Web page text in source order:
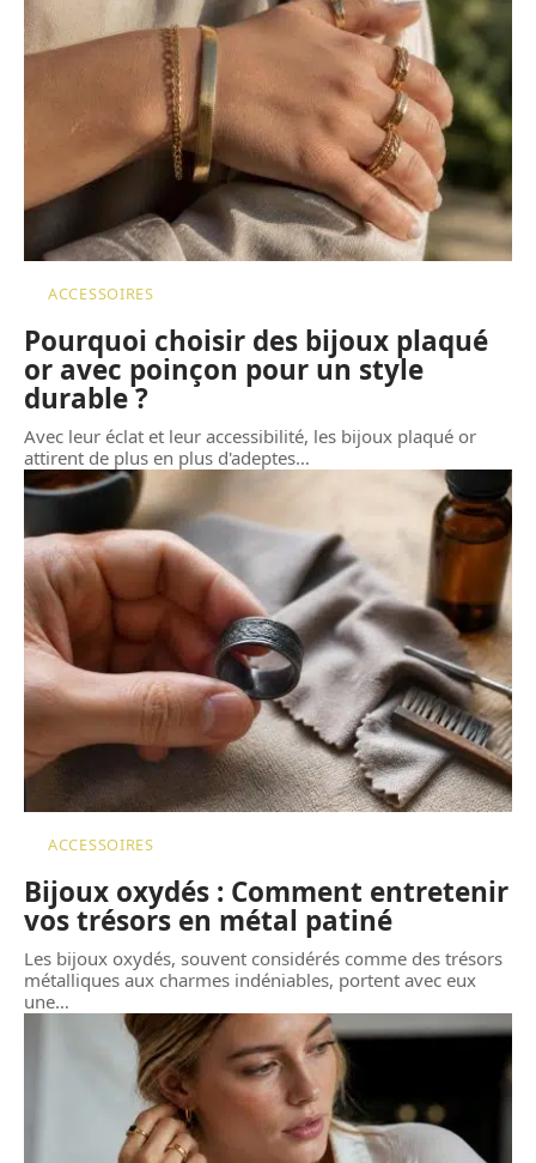
ACCESSOIRES
Pourquoi choisir des bijoux plaqué
or avec poinçon pour un style
durable ?
Avec leur éclat et leur accessibilité, les bijoux plaqué or
attirent de plus en plus d'adeptes…
ACCESSOIRES
Bijoux oxydés : Comment entretenir
vos trésors en métal patiné
Les bijoux oxydés, souvent considérés comme des trésors
métalliques aux charmes indéniables, portent avec eux
une…